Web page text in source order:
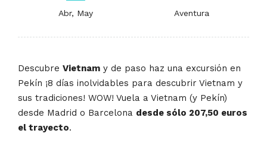
Abr, May Aventura
Descubre Vietnam y de paso haz una excursión en
Pekín ¡8 días inolvidables para descubrir Vietnam y
sus tradiciones! WOW! Vuela a Vietnam (y Pekín)
desde Madrid o Barcelona desde sólo 207,50 euros
el trayecto.